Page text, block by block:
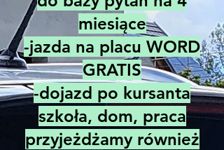
miesiące
-jazda na placu WORD
GRATIS
-dojazd po kursanta
szkoła, dom, praca
przyjeżdżamy również